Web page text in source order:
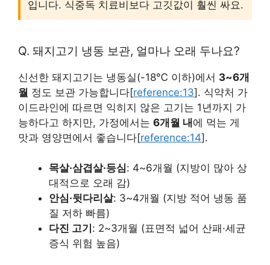
입니다. 식중독 치료비보다 고깃값이 훨씬 싸요.
Q. 돼지고기 냉동 보관, 얼마나 오래 두나요?
신선한 돼지고기는 냉동실(-18℃ 이하)에서 3~6개
월 정도 보관 가능합니다[reference:13]. 식약처 가
이드라인에 따르면 익히지 않은 고기는 1년까지 가
능하다고 하지만, 가정에서는 6개월 내에 먹는 게
맛과 영양면에서 좋습니다[reference:14].
목살·삼겹살·등심: 4~6개월 (지방이 많아 상
대적으로 오래 감)
안심·뒷다리살: 3~4개월 (지방 적어 냉동 품
질 저하 빠름)
다진 고기 : 2~3개월 (표면적 넓어 산패·세균
증식 위험 높음)